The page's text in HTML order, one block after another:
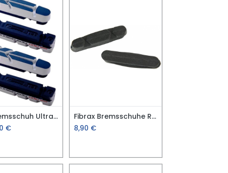
BBB Bremsschuh Ultra Stop Rennrad BBS-28HP
€
Fibrax Bremsschuhe Road Caliper Pads
8,90 €